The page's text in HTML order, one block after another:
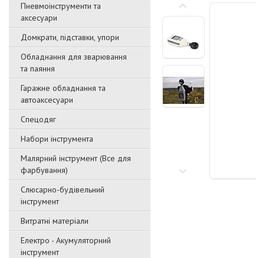
Пневмоінструменти та
аксесуари
Домкрати, підставки, упори
Обладнання для зварювання
та паяння
Гаражне обладнання та
автоаксесуари
Спецодяг
Набори інструмента
Малярний інструмент (Все для
фарбування)
Слюсарно-будівельний
інструмент
Витратні матеріали
Електро - Акумуляторний
інструмент